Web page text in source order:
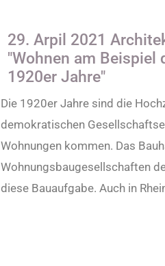
29. Arpil 2021
"Wohnen am Beispiel
1920er Jahre​"​
Die 1920er Jahre sind die
demokratischen
Wohnungen kommen. Das
Wohnungsbaugesellschaften
diese Bauaufgabe. Auch in